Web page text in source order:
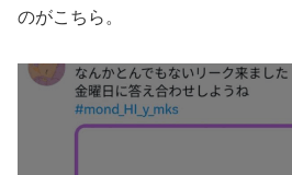
のがこちら。